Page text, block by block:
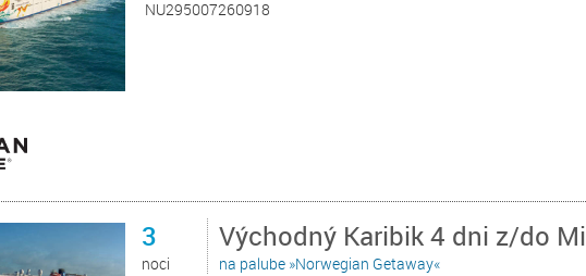
NU295007260918
3
noci
Východný Karibik 4 dni z/do
na palube »Norwegian Getaway«